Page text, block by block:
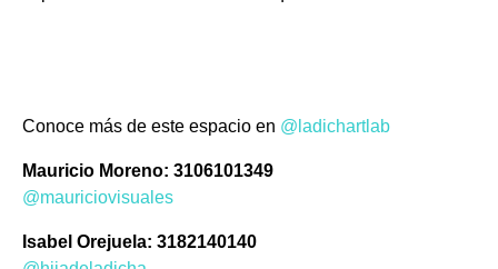
Conoce más de este espacio en @ladichartlab
Mauricio Moreno: 3106101349
@mauriciovisuales
Isabel Orejuela: 3182140140